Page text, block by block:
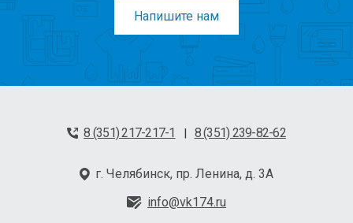
Напишите нам
8 (351) 217-217-1 | 8 (351) 239-82-62
г. Челябинск, пр. Ленина, д. 3А
info@vk174.ru